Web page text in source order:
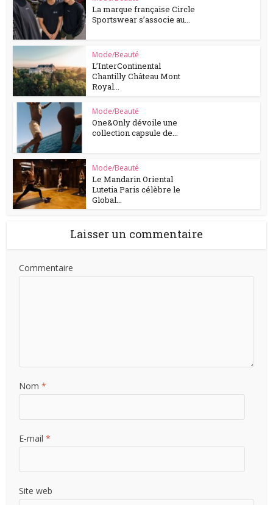
La marque française Circle
Sportswear s’associe au...
Mode/Beauté
L’InterContinental
Chantilly Château Mont
Royal...
Mode/Beauté
One&Only dévoile une
collection capsule de...
Mode/Beauté
Le Mandarin Oriental
Lutetia Paris célèbre le
Global...
Laisser un commentaire
Commentaire
Nom*
E-mail*
Site web